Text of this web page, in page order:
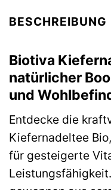
BESCHREIBUNG
Biotiva
natürlicher
und
Entdecke die
Kiefernadeltee
für gesteigerte